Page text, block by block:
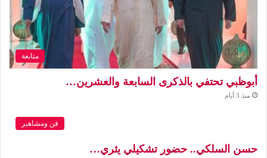
متابعة
أبوظبي تحتفي بالذكرى السابعة والعشرين…
منذ 3 أيام
فن ومشاهير
حسن السلكي.. حضور تشكيلي يثري…